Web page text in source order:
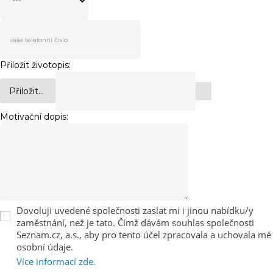
Přiložit životopis:
Přiložit...
Motivační dopis:
Dovoluji uvedené společnosti zaslat mi i jinou nabídku/y
zaměstnání, než je tato. Čímž dávám souhlas společnosti
Seznam.cz, a.s., aby pro tento účel zpracovala a uchovala mé
osobní údaje.
Více informací zde.